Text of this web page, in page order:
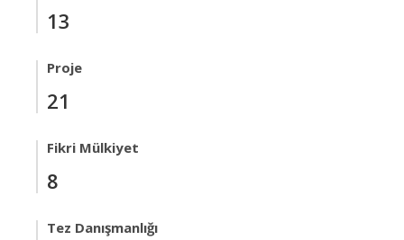
13
Proje
21
Fikri Mülkiyet
8
Tez Danışmanlığı